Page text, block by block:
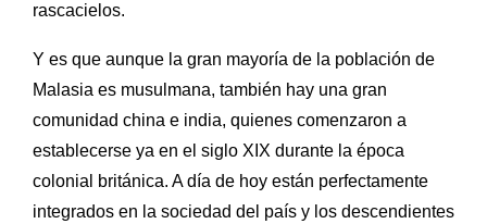
rascacielos.
Y es que aunque la gran mayoría de la población de
Malasia es musulmana, también hay una gran
comunidad china e india, quienes comenzaron a
establecerse ya en el siglo XIX durante la época
colonial británica. A día de hoy están perfectamente
integrados en la sociedad del país y los descendientes